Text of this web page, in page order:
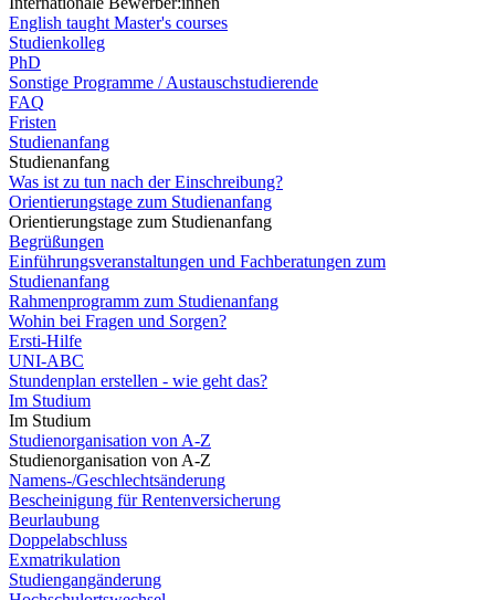
English taught Master's courses
Studienkolleg
PhD
Sonstige Programme / Austauschstudierende
FAQ
Fristen
Studienanfang
Studienanfang
Was ist zu tun nach der Einschreibung?
Orientierungstage zum Studienanfang
Orientierungstage zum Studienanfang
Begrüßungen
Einführungsveranstaltungen und Fachberatungen zum
Studienanfang
Rahmenprogramm zum Studienanfang
Wohin bei Fragen und Sorgen?
Ersti-Hilfe
UNI-ABC
Stundenplan erstellen - wie geht das?
Im Studium
Im Studium
Studienorganisation von A-Z
Studienorganisation von A-Z
Namens-/Geschlechtsänderung
Bescheinigung für Rentenversicherung
Beurlaubung
Doppelabschluss
Exmatrikulation
Studiengangänderung